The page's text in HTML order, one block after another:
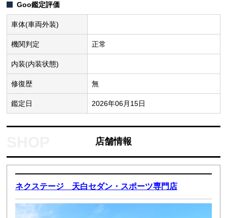
Goo鑑定評価
車体(車両外装)
機関判定 正常
内装(内装状態)
修復歴 無
鑑定日 2026年06月15日
店舗情報
ネクステージ 天白セダン・スポーツ専門店